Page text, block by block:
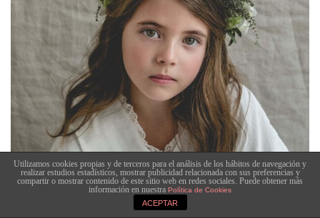
Utilizamos cookies propias y de terceros para el análisis de los hábitos de navegación y
realizar estudios estadísticos, mostrar publicidad relacionada con sus preferencias y
compartir o mostrar contenido de este sitio web en redes sociales. Puede obtener más
información en nuestra Política de Cookies
ACEPTAR